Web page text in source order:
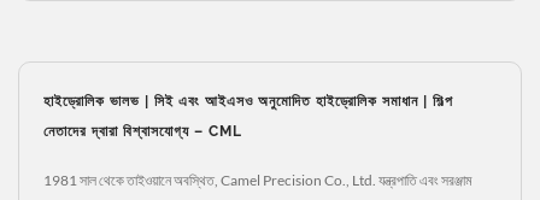
হাইড্রোলিক ভালভ | সিই এবং আইএসও অনুমোদিত হাইড্রোলিক সমাধান | শিল্প
নেতাদের দ্বারা বিশ্বাসযোগ্য – CML
1981 সাল থেকে তাইওয়ানে অবস্থিত, Camel Precision Co., Ltd. যন্ত্রপাতি এবং সরঞ্জাম